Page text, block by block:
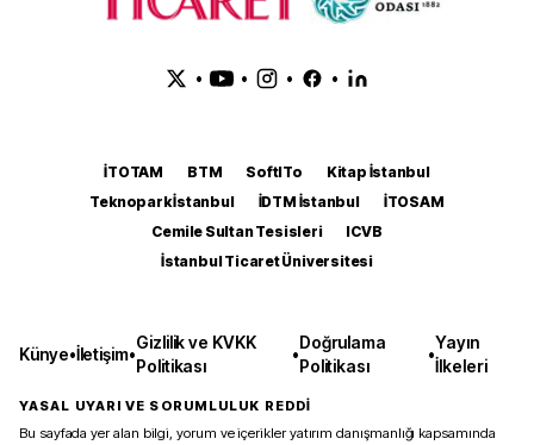
• • • •
İTOTAM BTM SoftITo
Kitap İstanbul
Teknopark İstanbul
İDTM İstanbul
İTOSAM
Cemile Sultan Tesisleri
ICVB
İstanbul Ticaret Üniversitesi
Künye•İletişim•
Gizlilik ve KVKK
Politikası
•
Doğrulama
Politikası
•
Yayın
İlkeleri
YASAL UYARI VE SORUMLULUK REDDİ
Bu sayfada yer alan bilgi, yorum ve içerikler yatırım danışmanlığı kapsamında